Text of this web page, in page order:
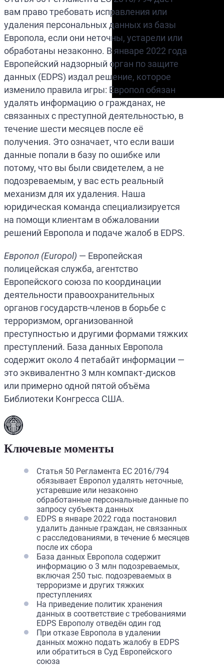
вам право требовать исправления или
удаления персональных данных из базы
Европола, если они неточны, устарели или
обработаны незаконно. В январе 2022 года
Европейский надзорный орган по защите
данных (EDPS) издал решение, которое
изменило правила игры: Европол обязан
удалять информацию о гражданах, не
связанных с преступной деятельностью, в
течение шести месяцев после её
получения. Это означает, что если ваши
данные попали в базу по ошибке или
потому, что вы были свидетелем, а не
подозреваемым, у вас есть реальный
механизм для их удаления. Наша
юридическая команда специализируется
на помощи клиентам в обжаловании
решений Европола и подаче жалоб в EDPS.
Европол (Europol) — Европейская
полицейская служба, агентство
Европейского союза по координации
деятельности правоохранительных
органов государств-членов в борьбе с
терроризмом, организованной
преступностью и другими формами тяжких
преступлений. База данных Европола
содержит около 4 петабайт информации —
это эквивалентно 3 млн компакт-дисков
или примерно одной пятой объёма
Библиотеки Конгресса США.
Ключевые моменты
Статья 50 Регламента ЕС 2016/794
обязывает Европол удалять неточные,
устаревшие или незаконно
обработанные персональные данные по
запросу субъекта данных
EDPS в январе 2022 года постановил
удалить данные граждан, не связанных
с расследованиями, в течение 6 месяцев
после их сбора
База данных Европола содержит
информацию о 3 млн подозреваемых,
включая 250 тыс. подозреваемых в
терроризме и других тяжких
преступлениях
На приведение политик хранения
данных в соответствие с требованиями
EDPS Европолу отведён один год
При отказе Европола в удалении
данных можно подать жалобу в EDPS
или обратиться в Суд Европейского
союза